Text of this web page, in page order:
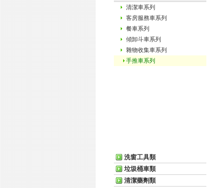
清潔車系列
客房服務車系列
餐車系列
傾卸斗車系列
雜物收集車系列
手推車系列
洗窗工具類
垃圾桶車類
清潔藥劑類